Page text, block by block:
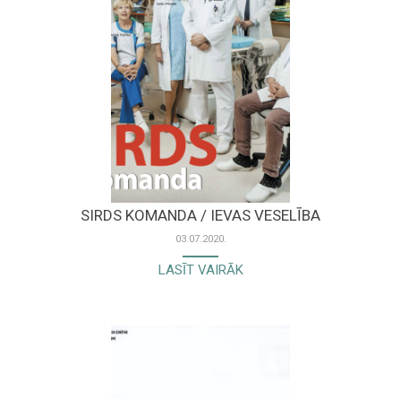
SIRDS KOMANDA / IEVAS VESELĪBA
03.07.2020.
LASĪT VAIRĀK